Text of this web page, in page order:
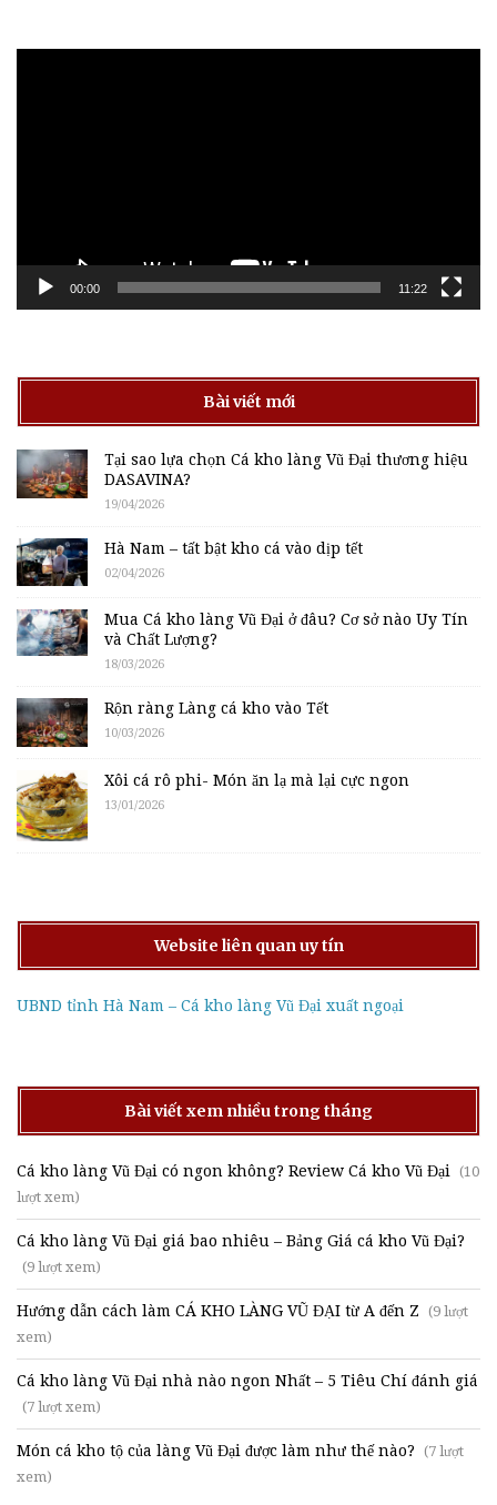
00:00 11:22
Bài viết mới
Tại sao lựa chọn Cá kho làng Vũ Đại thương hiệu
DASAVINA?
19/04/2026
Hà Nam – tất bật kho cá vào dịp tết
02/04/2026
Mua Cá kho làng Vũ Đại ở đâu? Cơ sở nào Uy Tín
và Chất Lượng?
18/03/2026
Rộn ràng Làng cá kho vào Tết
10/03/2026
Xôi cá rô phi- Món ăn lạ mà lại cực ngon
13/01/2026
Website liên quan uy tín
UBND tỉnh Hà Nam – Cá kho làng Vũ Đại xuất ngoại
Bài viết xem nhiều trong tháng
Cá kho làng Vũ Đại có ngon không? Review Cá kho Vũ Đại (10
lượt xem)
Cá kho làng Vũ Đại giá bao nhiêu – Bảng Giá cá kho Vũ Đại?
(9 lượt xem)
Hướng dẫn cách làm CÁ KHO LÀNG VŨ ĐẠI từ A đến Z (9 lượt
xem)
Cá kho làng Vũ Đại nhà nào ngon Nhất – 5 Tiêu Chí đánh giá
(7 lượt xem)
Món cá kho tộ của làng Vũ Đại được làm như thế nào? (7 lượt
xem)